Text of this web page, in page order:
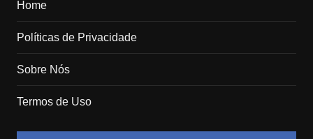
Home
Políticas de Privacidade
Sobre Nós
Termos de Uso